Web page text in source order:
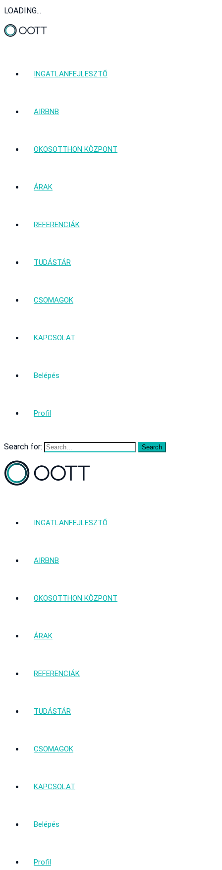
LOADING...
INGATLANFEJLESZTŐ
AIRBNB
OKOSOTTHON KÖZPONT
ÁRAK
REFERENCIÁK
TUDÁSTÁR
CSOMAGOK
KAPCSOLAT
Belépés
Profil
Search for:
INGATLANFEJLESZTŐ
AIRBNB
OKOSOTTHON KÖZPONT
ÁRAK
REFERENCIÁK
TUDÁSTÁR
CSOMAGOK
KAPCSOLAT
Belépés
Profil